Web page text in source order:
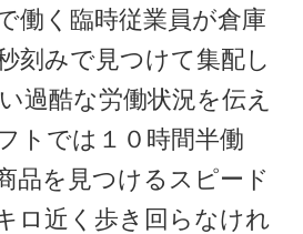
働く臨時従業員が倉庫
刻みで見つけて集配し
過酷な労働状況を伝え
トでは１０時間半働
品を見つけるスピード
ロ近く歩き回らなけれ